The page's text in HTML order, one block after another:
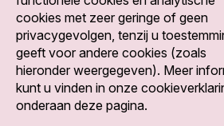
cookies met zeer geringe of geen
privacygevolgen, tenzij u
geeft voor andere cookies (zoals
hieronder weergegeven). Meer
kunt u vinden in onze
onderaan deze pagina.